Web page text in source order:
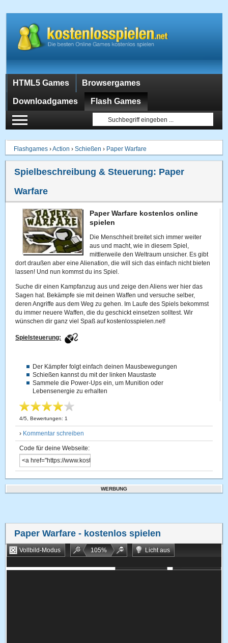
HTML5 Games Browsergames
Downloadgames Flash Games
Flashgames ›Action ›Schießen › Paper Warfare
Spielbeschreibung & Steuerung: Paper
Warfare
Paper Warfare kostenlos online
spielen
Die Menschheit breitet sich immer weiter
aus und macht, wie in diesem Spiel,
mittlerweile den Weltraum unsicher. Es gibt
dort draußen aber eine Alienation, die will sich das einfach nicht bieten
lassen! Und nun kommst du ins Spiel.
Suche dir einen Kampfanzug aus und zeige den Aliens wer hier das
Sagen hat. Bekämpfe sie mit deinen Waffen und versuche selber,
deren Angriffe aus dem Weg zu gehen. Im Laufe des Spiels bekommst
du immer neuere Waffen, die du geschickt einsetzen solltest. Wir
wünschen dir ganz viel Spaß auf kostenlosspielen.net!
Spielsteuerung:
Der Kämpfer folgt einfach deinen Mausbewegungen
Schießen kannst du mit der linken Maustaste
Sammele die Power-Ups ein, um Munition oder
Lebensenergie zu erhalten
4/5 , Bewertungen: 1
› Kommentar schreiben
Code für deine Webseite:
WERBUNG
Paper Warfare - kostenlos spielen
Vollbild-Modus 105%
Licht aus